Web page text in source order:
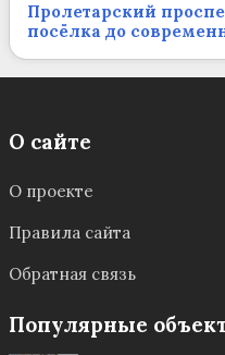
Пролетарский
посёлка до
О сайте
О проекте
Правила сайта
Обратная связь
Популярные